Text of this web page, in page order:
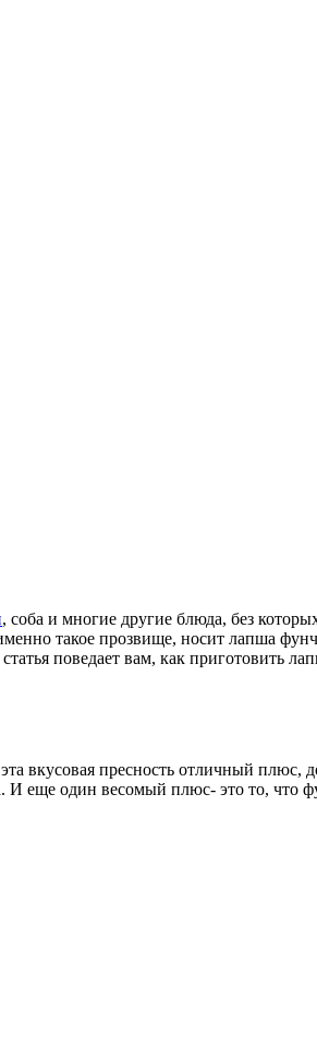
, соба и многие другие блюда, без
такое прозвище, носит лапша
поведает вам, как приготовить
вкусовая пресность отличный
еще один весомый плюс- это то, что